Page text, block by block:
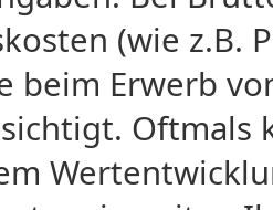
(wie z.B.
beim Erwerb
Oftmals